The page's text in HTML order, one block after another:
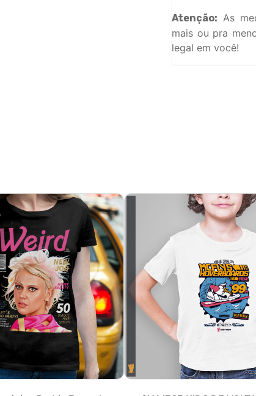
Atenção: As
mais ou pra
legal em você!